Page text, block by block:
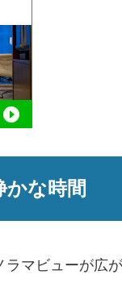
な時間
マビューが広